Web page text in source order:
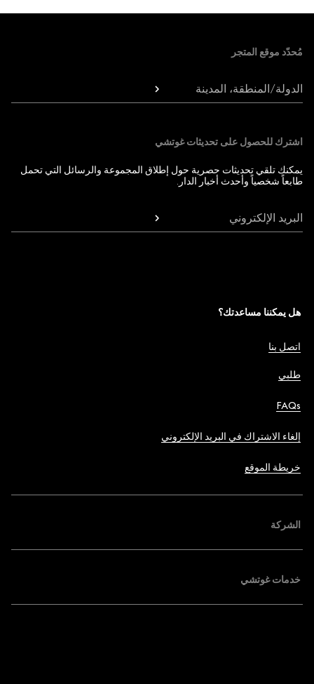
مُحدّد موقع المتجر
الدولة/المنطقة، المدينة
اشترك للحصول على تحديثات غوتشي
يمكنك تلقي تحديثات حصرية حول إطلاق المجموعة والرسائل التي تحمل
طابعاً شخصياً وأحدث أخبار الدار.
البريد الإلكتروني
هل يمكننا مساعدتك؟
اتصل بنا
طلبي
FAQs
إلغاء الاشتراك في البريد الإلكتروني
خريطة الموقع
الشركة
خدمات غوتشي